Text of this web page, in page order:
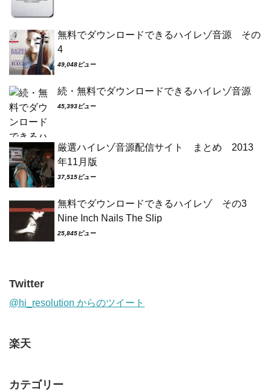
無料でダウンロードできるハイレゾ音源 その
4
49,048ビュー
続・無料でダウンロードできるハイレゾ音源
45,393ビュー
厳選ハイレゾ音源配信サイト まとめ 2013
年11月版
37,515ビュー
無料でダウンロードできるハイレゾ その3
Nine Inch Nails The Slip
25,845ビュー
Twitter
@hi_resolution からのツイート
楽天
カテゴリー